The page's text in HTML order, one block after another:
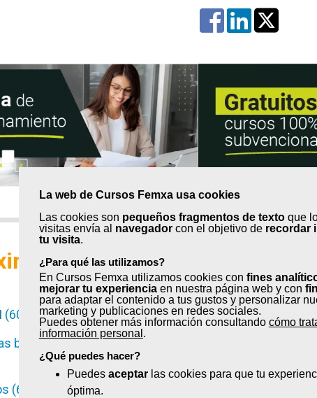
La web de Cursos Femxa usa cookies
Las cookies son pequeños fragmentos de textoque
visitas envía al navegadorcon el objetivo de recordar
tu visita.
¿Para qué las utilizamos?
En Cursos Femxa utilizamos cookies con fines
mejorar tu experienciaen nuestra página web y con
para adaptar el contenido a tus gustos y personalizar
marketing y publicaciones en redes sociales.
Puedes obtener más información consultando cómo
información personal .
¿Qué puedes hacer?
Puedes aceptarlas cookies para que tu
óptima.
inicios en septiembre
(60 horas)
bajo metodología BIM aplicando
(60 horas)
Interpretación de
Mantenimiento
Medidas de ruidos,